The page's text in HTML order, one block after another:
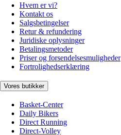
Hvem er vi?
Kontakt os
Salgsbetingelser
Retur & refundering
Juridiske oplysninger
Betalingsmetoder
Priser og forsendelsesmuligheder
Fortrolighedserklæring
Vores butikker
Basket-Center
Daily Bikers
Direct Running
Direct-Volley